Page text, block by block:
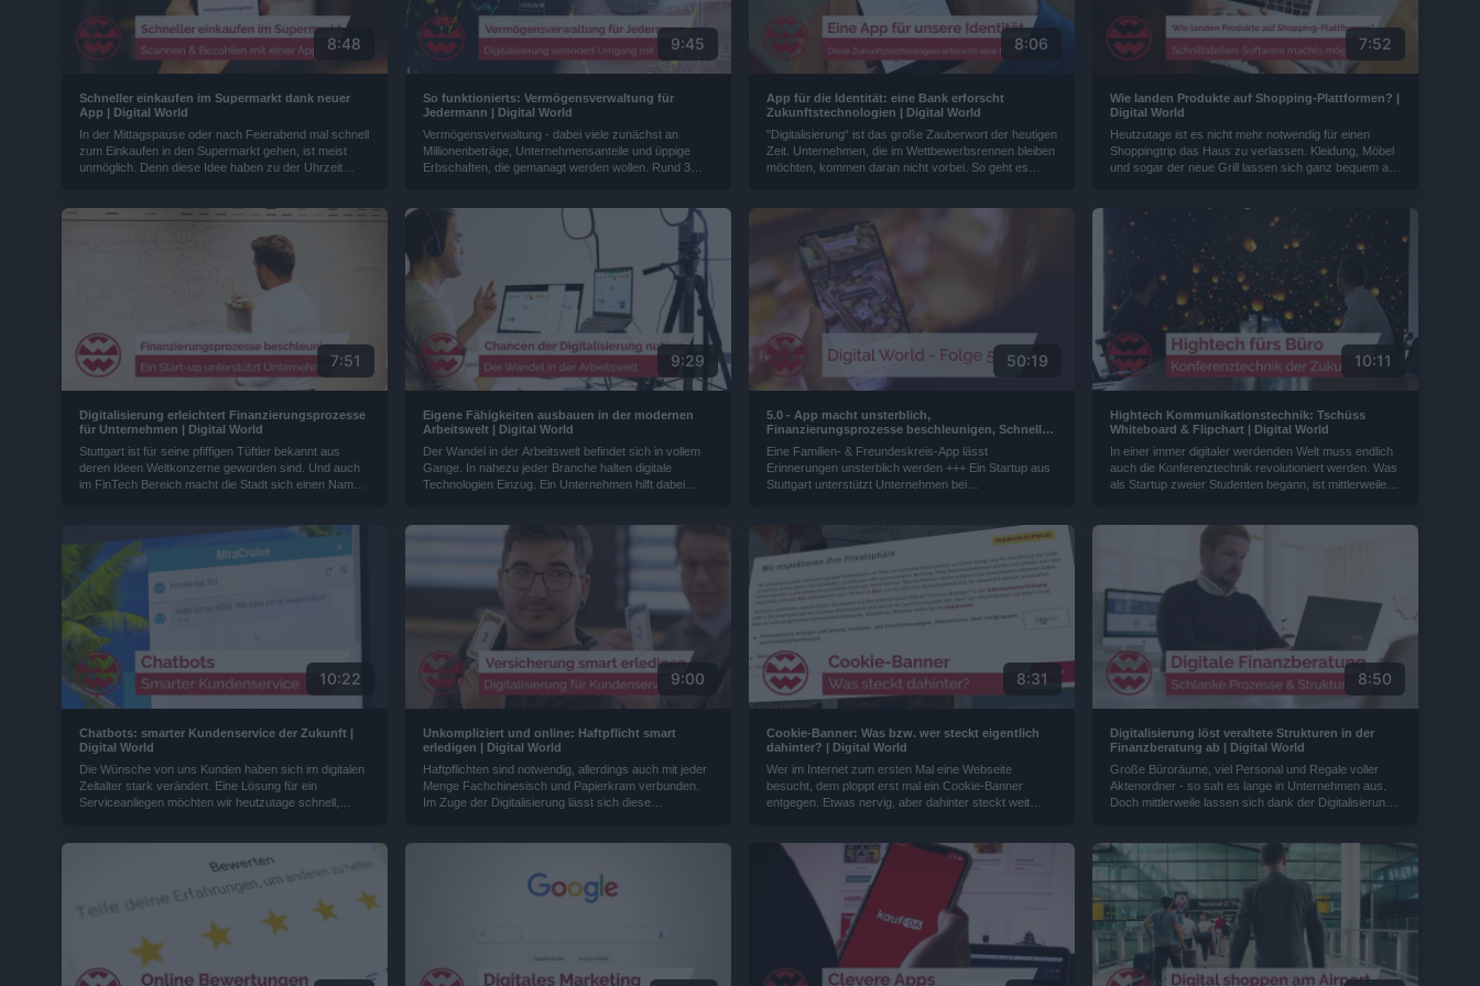
8:48
Schneller einkaufen im Supermarkt dank neuer
App | Digital World
In der Mittagspause oder nach Feierabend mal schnell
zum Einkaufen in den Supermarkt gehen, ist meist
unmöglich. Denn diese Idee haben zu der Uhrzeit
Einkaufserlebnis im Supermarkt optimieren...
9:45
So funktionierts: Vermögensverwaltung für
Jedermann | Digital World
Vermögensverwaltung - dabei viele zunächst an
Millionenbeträge, Unternehmensanteile und üppige
Erbschaften, die gemanagt werden wollen. Rund 3
für Jedermann...
8:06
App für die Identität: eine Bank erforscht
Zukunftstechnologien | Digital World
"Digitalisierung“ ist das große Zauberwort der heutigen
Zeit. Unternehmen, die im Wettbewerbsrennen bleiben
möchten, kommen daran nicht vorbei. So geht es
Innovationen...
7:52
Wie landen Produkte auf Shopping-Plattformen? |
Digital World
Heutzutage ist es nicht mehr notwendig für einen
Shoppingtrip das Haus zu verlassen. Kleidung, Möbel
und sogar der neue Grill lassen sich ganz bequem auf
Shopping-Plattformen? Ein Unternehmen aus Berlin
hilft Händlern dabei mit ihren Produkten mehr
potenzielle Käufer zu erreichen...
7:51
Digitalisierung erleichtert Finanzierungsprozesse
für Unternehmen | Digital World
Stuttgart ist für seine pfiffigen Tüftler bekannt aus
deren Ideen Weltkonzerne geworden sind. Und auch
im FinTech Bereich macht die Stadt sich einen Namen.
das Unternehmen bei der Finanzierung einer Idee,
einer Geschäftsfeld-Erweiterung oder eines
Großprojektes unterstützt und die Abläufe
beschleunigt - möglich machen das digitale
9:29
Eigene Fähigkeiten ausbauen in der modernen
Arbeitswelt | Digital World
Der Wandel in der Arbeitswelt befindet sich in vollem
Gange. In nahezu jeder Branche halten digitale
Technologien Einzug. Ein Unternehmen hilft dabei
Wirtschaftswelt...
50:19
5.0 - App macht unsterblich,
Finanzierungsprozesse beschleunigen, Schneller
für Online Shops, Vermögensverwaltung für
Jedermann, App für unsere Identität | Digital
World
Eine Familien- & Freundeskreis-App lässt
Erinnerungen unsterblich werden +++ Ein Startup aus
Stuttgart unterstützt Unternehmen bei
+++ Wie landen Produkte auf Shopping-Plattformen?
+++ So funktionierts: Vermögensverwaltung für
Jedermann +++ Eine App für unsere Identität - diese
Zukunftstechnologie erforscht eine Bank.
10:11
Hightech Kommunikationstechnik: Tschüss
Whiteboard & Flipchart | Digital World
In einer immer digitaler werdenden Welt muss endlich
auch die Konferenztechnik revolutioniert werden. Was
als Startup zweier Studenten begann, ist mittlerweile
Videokonferenzsysteme, visuelle Produkte, interaktive
Hightech Produkte lassen keine Wünsche mehr offen.
10:22
Chatbots: smarter Kundenservice der Zukunft |
Digital World
Die Wünsche von uns Kunden haben sich im digitalen
Zeitalter stark verändert. Eine Lösung für ein
Serviceanliegen möchten wir heutzutage schnell,
9:00
Unkompliziert und online: Haftpflicht smart
erledigen | Digital World
Haftpflichten sind notwendig, allerdings auch mit jeder
Menge Fachchinesisch und Papierkram verbunden.
Im Zuge der Digitalisierung lässt sich diese
8:31
Cookie-Banner: Was bzw. wer steckt eigentlich
dahinter? | Digital World
Wer im Internet zum ersten Mal eine Webseite
besucht, dem ploppt erst mal ein Cookie-Banner
entgegen. Etwas nervig, aber dahinter steckt weit
8:50
Digitalisierung löst veraltete Strukturen in der
Finanzberatung ab | Digital World
Große Büroräume, viel Personal und Regale voller
Aktenordner - so sah es lange in Unternehmen aus.
Doch mittlerweile lassen sich dank der Digitalisierung
Finanzbranche...